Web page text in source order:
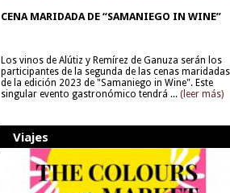
CENA MARIDADA DE “SAMANIEGO IN WINE”
Los vinos de Alútiz y Remírez de Ganuza serán los
participantes de la segunda de las cenas maridadas
de la edición 2023 de "Samaniego in Wine". Este
singular evento gastronómico tendrá ... (leer más)
Viajes